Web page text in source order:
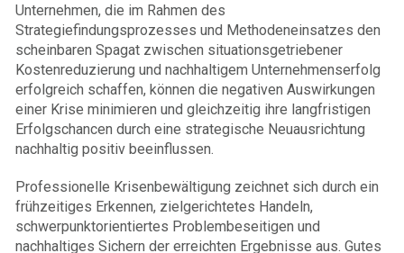
Unternehmen, die im Rahmen des
Strategiefindungsprozesses und Methodeneinsatzes den
scheinbaren Spagat zwischen situationsgetriebener
Kostenreduzierung und nachhaltigem Unternehmenserfolg
erfolgreich schaffen, können die negativen Auswirkungen
einer Krise minimieren und gleichzeitig ihre langfristigen
Erfolgschancen durch eine strategische Neuausrichtung
nachhaltig positiv beeinflussen.
Professionelle Krisenbewältigung zeichnet sich durch ein
frühzeitiges Erkennen, zielgerichtetes Handeln,
schwerpunktorientiertes Problembeseitigen und
nachhaltiges Sichern der erreichten Ergebnisse aus. Gutes